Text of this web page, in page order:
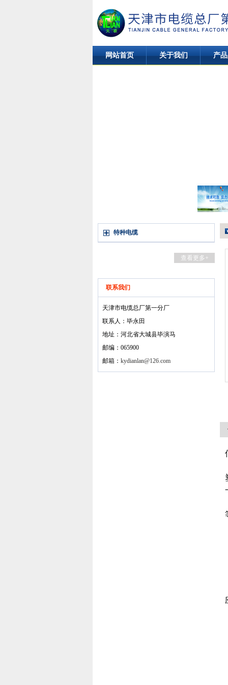
网站首页 关于我们 产
特种电缆
查看更多+
联系我们
天津市电缆总厂第一分厂
联系人：毕永田
地址：河北省大城县毕演马
邮编：065900
邮箱： kydianlan@126.com